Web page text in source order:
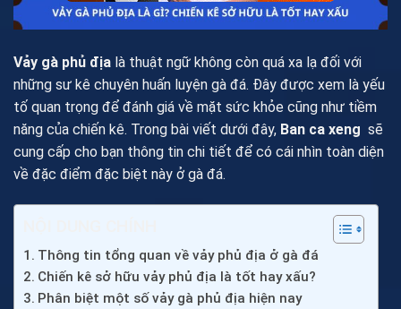
Vảy gà phủ địa là thuật ngữ không còn quá xa lạ đối với
những sư kê chuyên huấn luyện gà đá. Đây được xem là yếu
tố quan trọng để đánh giá về mặt sức khỏe cũng như tiềm
năng của chiến kê. Trong bài viết dưới đây, Ban ca xeng sẽ
cung cấp cho bạn thông tin chi tiết để có cái nhìn toàn diện
về đặc điểm đặc biệt này ở gà đá.
Thông tin tổng quan về vảy phủ địa ở gà đá
Chiến kê sở hữu vảy phủ địa là tốt hay xấu?
Phân biệt một số vảy gà phủ địa hiện nay